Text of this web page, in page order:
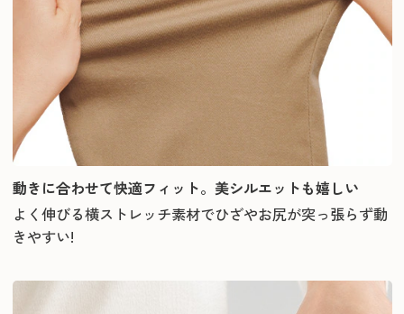
動きに合わせて快適フィット。美シルエットも嬉しい
よく伸びる横ストレッチ素材でひざやお尻が突っ張らず動
きやすい!